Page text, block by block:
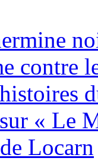
contre
« Le
Locarn